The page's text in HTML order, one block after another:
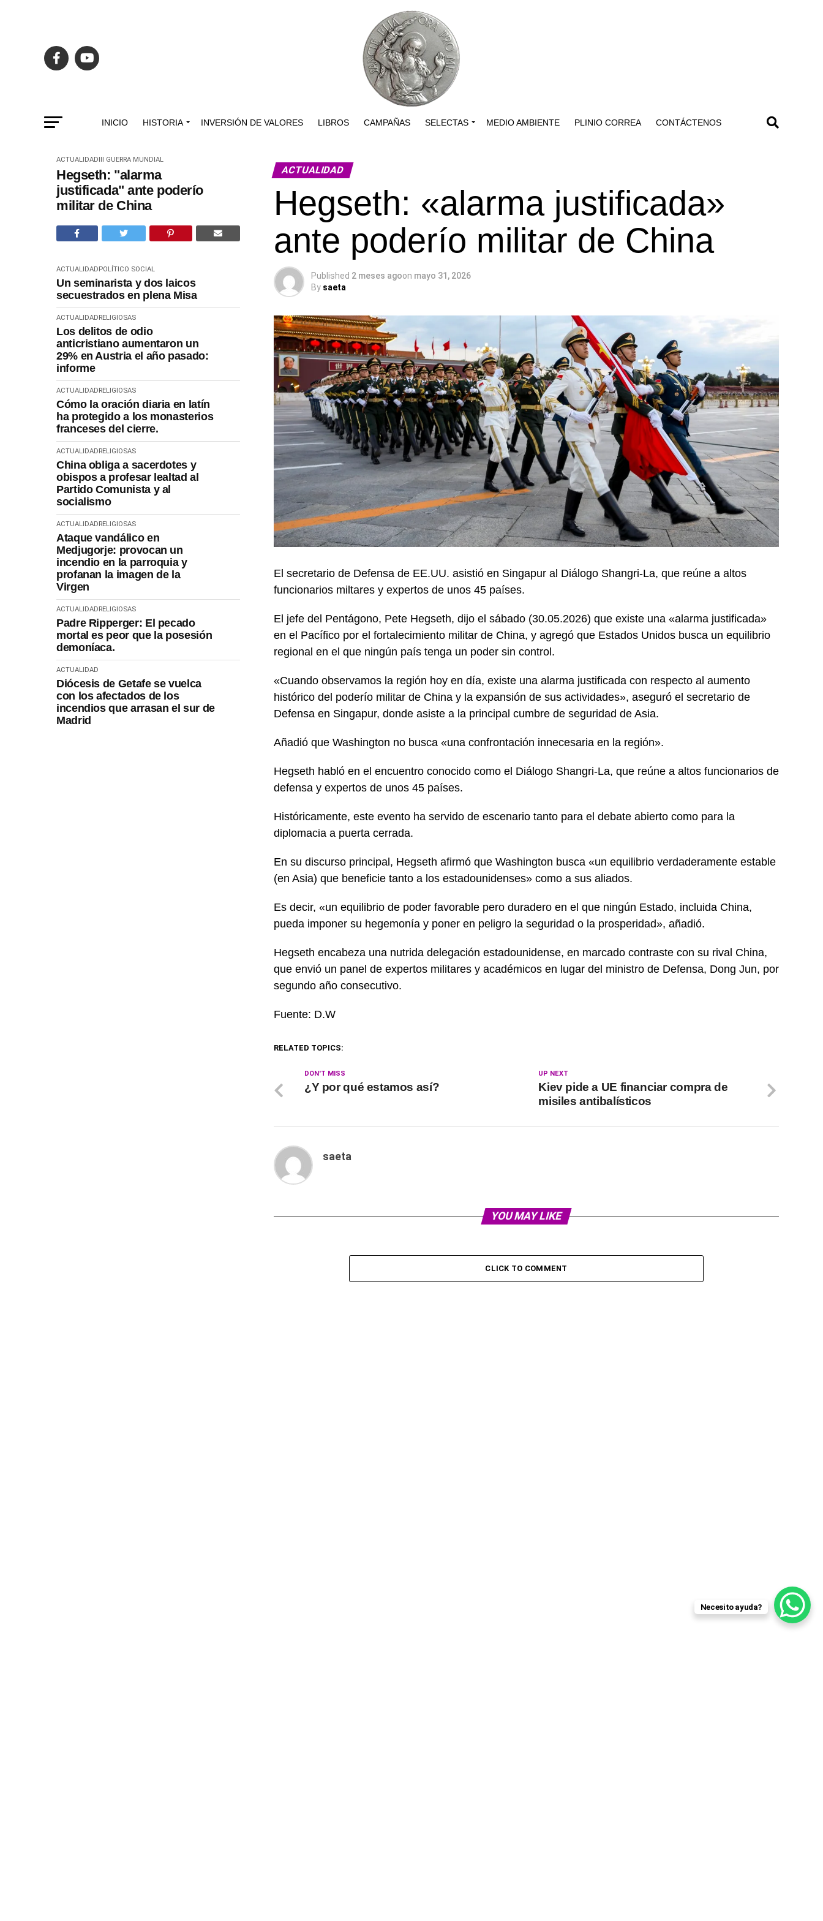
INICIO HISTORIA INVERSIÓN DE VALORES LIBROS CAMPAÑAS SELECTAS MEDIO AMBIENTE PLINIO CORREA CONTÁCTENOS
ACTUALIDADIII GUERRA MUNDIAL
Hegseth: "alarma
justificada" ante poderío
militar de China
ACTUALIDADPOLÍTICO SOCIAL
Un seminarista y dos laicos
secuestrados en plena Misa
ACTUALIDADRELIGIOSAS
Los delitos de odio
anticristiano aumentaron un
29% en Austria el año pasado:
informe
ACTUALIDADRELIGIOSAS
Cómo la oración diaria en latín
ha protegido a los monasterios
franceses del cierre.
ACTUALIDADRELIGIOSAS
China obliga a sacerdotes y
obispos a profesar lealtad al
Partido Comunista y al
socialismo
ACTUALIDADRELIGIOSAS
Ataque vandálico en
Medjugorje: provocan un
incendio en la parroquia y
profanan la imagen de la
Virgen
ACTUALIDADRELIGIOSAS
Padre Ripperger: El pecado
mortal es peor que la posesión
demoníaca.
ACTUALIDAD
Diócesis de Getafe se vuelca
con los afectados de los
incendios que arrasan el sur de
Madrid
ACTUALIDAD
Hegseth: «alarma justificada»
ante poderío militar de China
Published 2 meses agoon mayo 31, 2026
By saeta
El secretario de Defensa de EE.UU. asistió en Singapur al Diálogo Shangri-La, que reúne a altos
funcionarios miltares y expertos de unos 45 países.
El jefe del Pentágono, Pete Hegseth, dijo el sábado (30.05.2026) que existe una «alarma justificada»
en el Pacífico por el fortalecimiento militar de China, y agregó que Estados Unidos busca un equilibrio
regional en el que ningún país tenga un poder sin control.
«Cuando observamos la región hoy en día, existe una alarma justificada con respecto al aumento
histórico del poderío militar de China y la expansión de sus actividades», aseguró el secretario de
Defensa en Singapur, donde asiste a la principal cumbre de seguridad de Asia.
Añadió que Washington no busca «una confrontación innecesaria en la región».
Hegseth habló en el encuentro conocido como el Diálogo Shangri-La, que reúne a altos funcionarios de
defensa y expertos de unos 45 países.
Históricamente, este evento ha servido de escenario tanto para el debate abierto como para la
diplomacia a puerta cerrada.
En su discurso principal, Hegseth afirmó que Washington busca «un equilibrio verdaderamente estable
(en Asia) que beneficie tanto a los estadounidenses» como a sus aliados.
Es decir, «un equilibrio de poder favorable pero duradero en el que ningún Estado, incluida China,
pueda imponer su hegemonía y poner en peligro la seguridad o la prosperidad», añadió.
Hegseth encabeza una nutrida delegación estadounidense, en marcado contraste con su rival China,
que envió un panel de expertos militares y académicos en lugar del ministro de Defensa, Dong Jun, por
segundo año consecutivo.
Fuente: D.W
RELATED TOPICS:
UP NEXT
Kiev pide a UE financiar compra de
misiles antibalísticos
DON'T MISS
¿Y por qué estamos así?
saeta
YOU MAY LIKE
CLICK TO COMMENT
Necesito ayuda?